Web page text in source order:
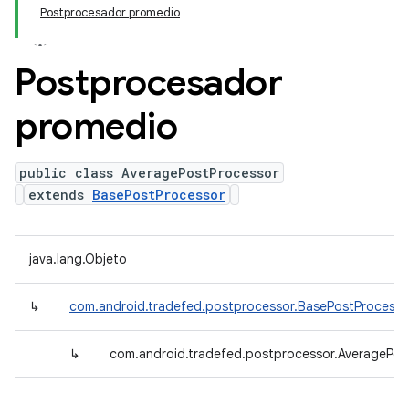
Postprocesador promedio
Postprocesador
promedio
public class AveragePostProcessor
extends BasePostProcessor
java.lang.Objeto
↳
↳